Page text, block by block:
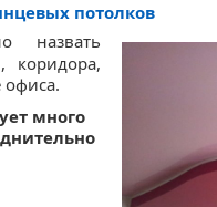
потолков
назвать
коридора,
офиса.
много